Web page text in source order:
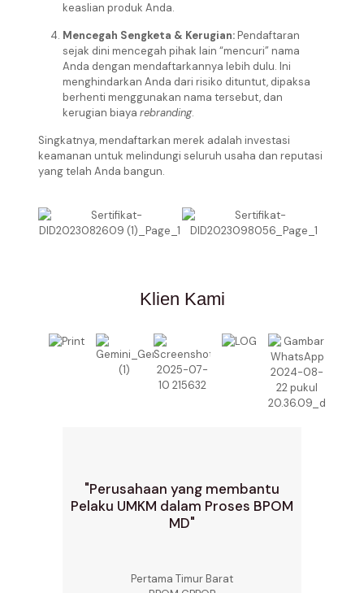
keaslian produk Anda.
Mencegah Sengketa & Kerugian:Pendaftaran
sejak dini mencegah pihak lain “mencuri” nama
Anda dengan mendaftarkannya lebih dulu. Ini
menghindarkan Anda dari risiko dituntut, dipaksa
berhenti menggunakan nama tersebut, dan
kerugian biaya rebranding.
Singkatnya, mendaftarkan merek adalah investasi
keamanan untuk melindungi seluruh usaha dan reputasi
yang telah Anda bangun.
Klien Kami
"Perusahaan yang membantu
Pelaku UMKM dalam Proses BPOM
MD"
Pertama Timur Barat